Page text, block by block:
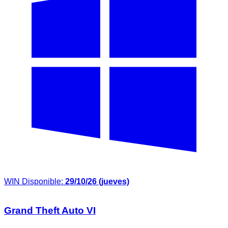
WIN Disponible: 29/10/26 (jueves)
Grand Theft Auto VI